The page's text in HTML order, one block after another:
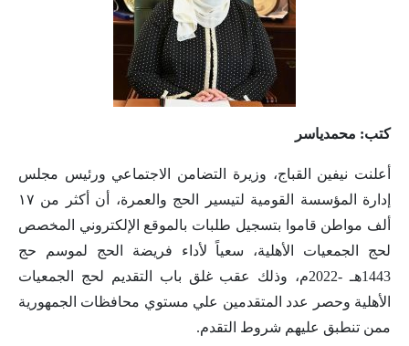
كتب: محمدياسر
أعلنت نيفين القباج، وزيرة التضامن الاجتماعي ورئيس مجلس
إدارة المؤسسة القومية لتيسير الحج والعمرة، أن أكثر من ١٧
ألف مواطن قاموا بتسجيل طلبات بالموقع الإلكتروني المخصص
لحج الجمعيات الأهلية، سعياً لأداء فريضة الحج لموسم حج
1443هـ -2022م، وذلك عقب غلق باب التقديم لحج الجمعيات
الأهلية وحصر عدد المتقدمين علي مستوي محافظات الجمهورية
ممن تنطبق عليهم شروط التقدم.